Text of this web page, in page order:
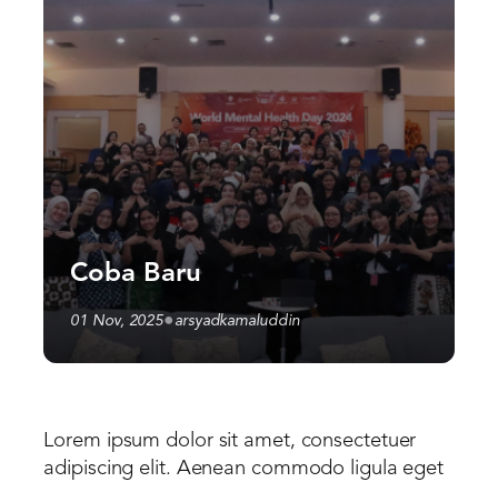
Coba Baru
01 Nov, 2025• arsyadkamaluddin
Lorem ipsum dolor sit amet, consectetuer
adipiscing elit. Aenean commodo ligula eget